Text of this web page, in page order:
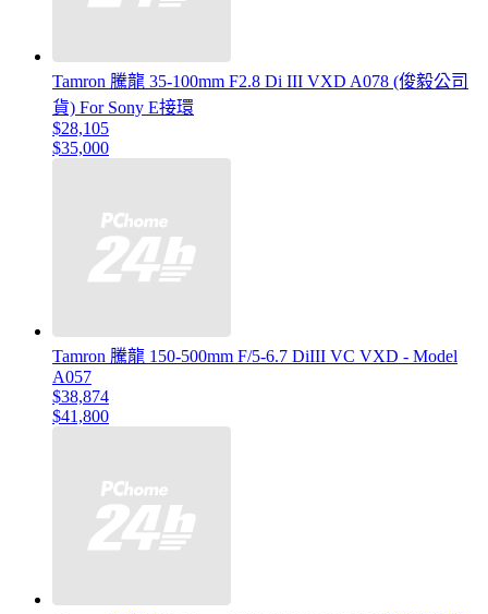
Tamron 騰龍 35-100mm F2.8 Di III VXD A078 (俊毅公司
貨) For Sony E接環
$28,105
$35,000
Tamron 騰龍 150-500mm F/5-6.7 DiIII VC VXD - Model
A057
$38,874
$41,800